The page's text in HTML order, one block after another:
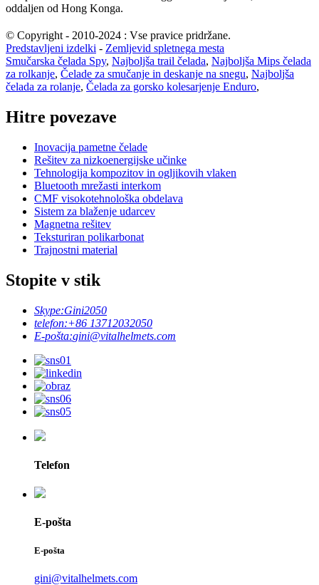
oddaljen od Hong Konga.
© Copyright - 2010-2024 : Vse pravice pridržane.
Predstavljeni izdelki - Zemljevid spletnega mesta
Smučarska čelada Spy, Najboljša trail čelada, Najboljša Mips čelada
za rolkanje, Čelade za smučanje in deskanje na snegu, Najboljša
čelada za rolanje, Čelada za gorsko kolesarjenje Enduro,
Hitre povezave
Inovacija pametne čelade
Rešitev za nizkoenergijske učinke
Tehnologija kompozitov in ogljikovih vlaken
Bluetooth mrežasti interkom
CMF visokotehnološka obdelava
Sistem za blaženje udarcev
Magnetna rešitev
Teksturiran polikarbonat
Trajnostni material
Stopite v stik
Skype:Gini2050
telefon:+86 13712032050
E-pošta:gini@vitalhelmets.com
Telefon
E-pošta
E-pošta
gini@vitalhelmets.com